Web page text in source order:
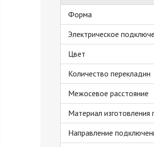
Форма
Электрическое
Цвет
Количество перекладин
Межосевое расстояние
Материал изготовления
Направление